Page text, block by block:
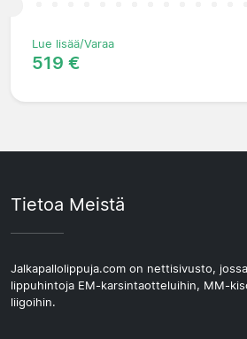
Lue lisää/Varaa
519 €
Tietoa Meistä
Jalkapallolippuja.com on nettisivusto,
lippuhintoja EM-karsintaotteluihin, MM-
liigoihin.